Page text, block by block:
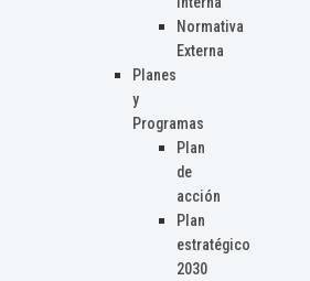
Normativa
Externa
Planes
y
Programas
Plan
de
acción
Plan
estratégico
2030